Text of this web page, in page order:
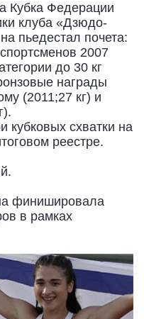
Кубка Федерации
клуба «Дзюдо-
пьедестал почета:
2007
до 30 кг
награды
(2011;27 кг) и
кубковых схватки на
реестре.
финишировала
в рамках